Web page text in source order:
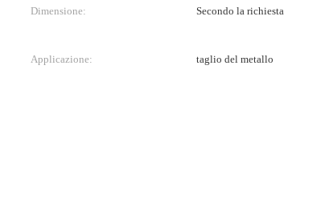
Dimensione: Secondo la richiesta
Applicazione:
taglio del metallo